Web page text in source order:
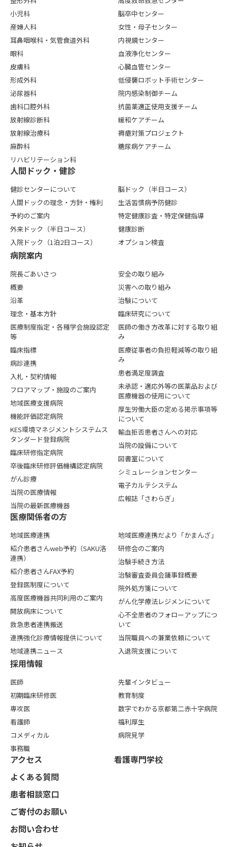
小児科
産婦人科
耳鼻咽喉科・気管食道外科
眼科
皮膚科
形成外科
泌尿器科
歯科口腔外科
放射線診断科
放射線治療科
麻酔科
リハビリテーション科
脳卒中センター
女性・母子センター
内視鏡センター
血液浄化センター
心臓血管センター
低侵襲ロボット手術センター
院内感染制御チーム
抗菌薬適正使用支援チーム
緩和ケアチーム
褥瘡対策プロジェクト
糖尿病ケアチーム
⼈間ドック・健診
健診センターについて
人間ドックの理念・方針・権利
予約のご案内
外来ドック（半日コース）
入院ドック（1泊2日コース）
脳ドック（半日コース）
生活習慣病予防健診
特定健康診査・特定保健指導
健康診断
オプション検査
病院案内
院長ごあいさつ
概要
沿革
理念・基本方針
医療制度指定・各種学会施設認定
等
臨床指標
病診連携
入札・契約情報
フロアマップ・施設のご案内
地域医療支援病院
機能評価認定病院
KES環境マネジメントシステムス
タンダード登録病院
臨床研修指定病院
卒後臨床研修評価機構認定病院
がん診療
当院の医療情報
当院の最新医療機器
安全の取り組み
災害への取り組み
治験について
臨床研究について
医師の働き方改革に対する取り組
み
医療従事者の負担軽減等の取り組
み
患者満足度調査
未承認・適応外等の医薬品および
医療機器の使用について
厚生労働大臣の定める掲示事項等
について
輸血拒否患者さんへの対応
当院の設備について
図書室について
シミュレーションセンター
電子カルテシステム
広報誌「さわらぎ」
医療関係者の⽅
地域医療連携
紹介患者さんweb予約（SAKU洛
連携）
紹介患者さんFAX予約
登録医制度について
高度医療機器共同利用のご案内
開放病床について
救急患者連携搬送
連携強化診療情報提供について
地域連携ニュース
地域医療連携だより「かまんざ」
研修会のご案内
治験手続き方法
治験審査委員会議事録概要
院外処方箋について
がん化学療法レジメンについて
心不全患者のフォローアップにつ
いて
当院職員への兼業依頼について
入退院支援について
採用情報
医師
初期臨床研修医
専攻医
看護師
コメディカル
事務職
先輩インタビュー
教育制度
数字でわかる京都第二赤十字病院
福利厚生
病院見学
アクセス
よくある質問
患者相談窓口
ご寄付のお願い
お問い合わせ
看護専⾨学校